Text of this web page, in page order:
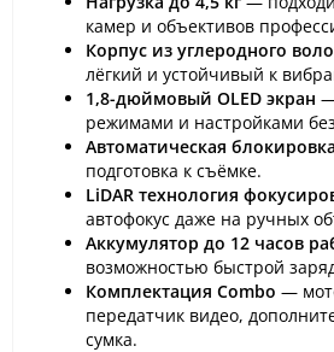
камер и объективов
Корпус из углеродного
лёгкий и устойчивый к
1,8-дюймовый OLED экран
режимами и настройками
Автоматическая
подготовка к съёмке.
LiDAR технология
автофокус даже на ручных
Аккумулятор до 12 часов
возможностью быстрой
Комплектация Combo —
передатчик видео,
сумка.